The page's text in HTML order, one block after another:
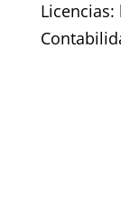
Licencias: